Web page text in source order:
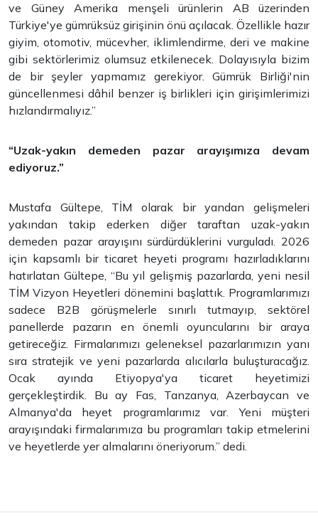
ve Güney Amerika menşeli ürünlerin AB üzerinden
Türkiye'ye gümrüksüz girişinin önü açılacak. Özellikle hazır
giyim, otomotiv, mücevher, iklimlendirme, deri ve makine
gibi sektörlerimiz olumsuz etkilenecek. Dolayısıyla bizim
de bir şeyler yapmamız gerekiyor. Gümrük Birliği'nin
güncellenmesi dâhil benzer iş birlikleri için girişimlerimizi
hızlandırmalıyız.”
“Uzak-yakın demeden pazar arayışımıza devam
ediyoruz.”
Mustafa Gültepe, TİM olarak bir yandan gelişmeleri
yakından takip ederken diğer taraftan uzak-yakın
demeden pazar arayışını sürdürdüklerini vurguladı. 2026
için kapsamlı bir ticaret heyeti programı hazırladıklarını
hatırlatan Gültepe, “Bu yıl gelişmiş pazarlarda, yeni nesil
TİM Vizyon Heyetleri dönemini başlattık. Programlarımızı
sadece B2B görüşmelerle sınırlı tutmayıp, sektörel
panellerde pazarın en önemli oyuncularını bir araya
getireceğiz. Firmalarımızı geleneksel pazarlarımızın yanı
sıra stratejik ve yeni pazarlarda alıcılarla buluşturacağız.
Ocak ayında Etiyopya'ya ticaret heyetimizi
gerçekleştirdik. Bu ay Fas, Tanzanya, Azerbaycan ve
Almanya'da heyet programlarımız var. Yeni müşteri
arayışındaki firmalarımıza bu programları takip etmelerini
ve heyetlerde yer almalarını öneriyorum.” dedi.